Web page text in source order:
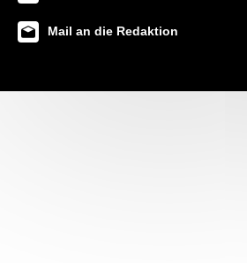
Mail an die Redaktion